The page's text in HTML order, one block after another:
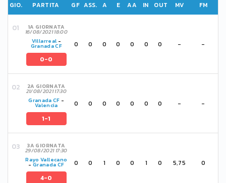
GIO. PARTITA GF ASS. A E AA IN OUT MV FM
1A GIORNATA
16/08/2021 18:00
Villarreal -
Granada CF
0-0
0 0 0 0 0 0 0 - -
2A GIORNATA
21/08/2021 17:30
Granada CF -
Valencia
1-1
0 0 0 0 0 0 0 - -
3A GIORNATA
29/08/2021 17:30
Rayo Vallecano
- Granada CF
4-0
0 0 1 0 0 1 0 5,75 0